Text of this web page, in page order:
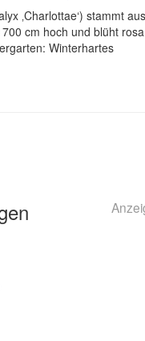
‚Charlottae‘) stammt aus
cm hoch und blüht rosa
Winterhartes